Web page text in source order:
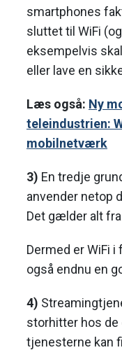
smartphones
sluttet til WiFi
eksempelvis
eller lave en
Læs også: Ny
teleindustrien:
mobilnetværk
3) En tredje
anvender netop
Det gælder alt
Dermed er WiFi
også endnu en
4)
storhitter hos de
tjenesterne kan